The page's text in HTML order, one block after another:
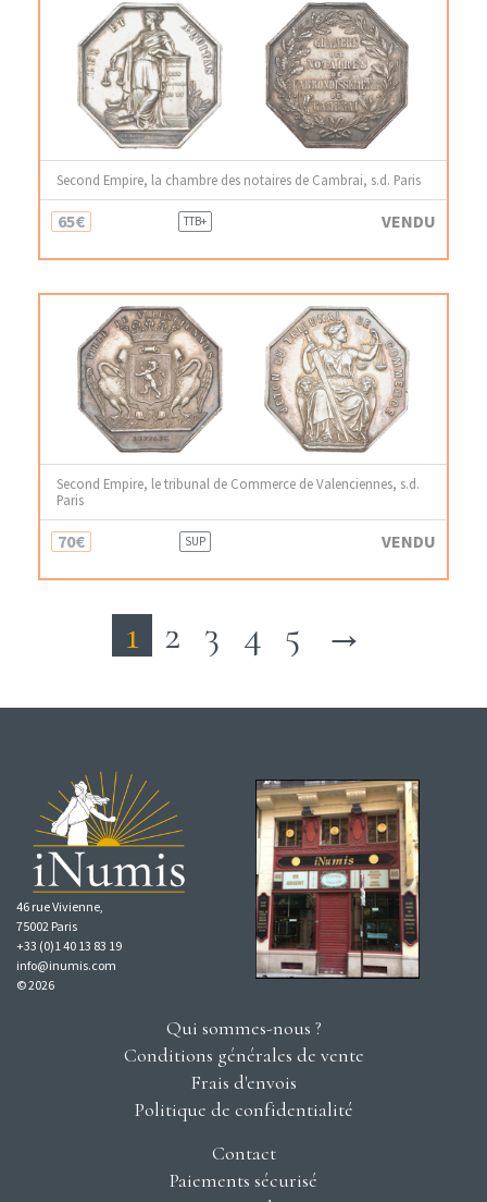
Second Empire, la chambre des notaires de Cambrai, s.d. Paris
65€ TTB+ VENDU
Second Empire, le tribunal de Commerce de Valenciennes, s.d.
Paris
70€ SUP VENDU
1 2 3 4 5 →
46 rue Vivienne,
75002 Paris
+33 (0)1 40 13 83 19
info@inumis.com
© 2026
Qui sommes-nous ?
Conditions générales de vente
Frais d'envois
Politique de confidentialité
Contact
Paiements sécurisé